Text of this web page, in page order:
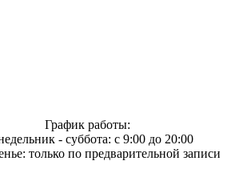
График работы:
- суббота: с 9:00 до 20:00
только по предварительной записи